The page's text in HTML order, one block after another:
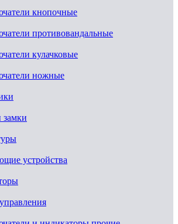
кнопочные
противовандальные
кулачковые
ножные
устройства